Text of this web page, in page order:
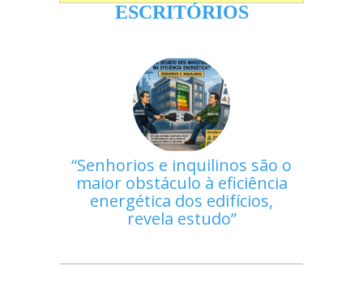
ESCRITÓRIOS
Senhorios e inquilinos são o
maior obstáculo à eficiência
energética dos edifícios,
revela estudo